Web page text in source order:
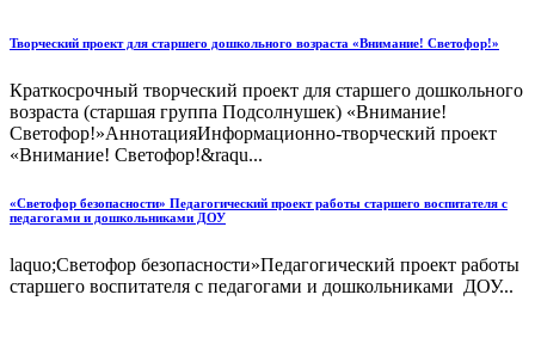
Творческий проект для старшего дошкольного возраста «Внимание! Светофор!»
Краткосрочный творческий проект для старшего дошкольного
возраста (старшая группа Подсолнушек) «Внимание!
Светофор!»АннотацияИнформационно-творческий проект
«Внимание! Светофор!&raqu...
«Светофор безопасности» Педагогический проект работы старшего воспитателя с
педагогами и дошкольниками ДОУ
laquo;Светофор безопасности»Педагогический проект работы
старшего воспитателя с педагогами и дошкольниками ДОУ...